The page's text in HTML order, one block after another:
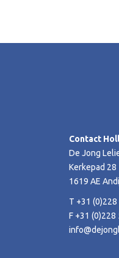
Contact
De Jong
Kerkepad 28
1619 AE
T +31
F +31 (0)228